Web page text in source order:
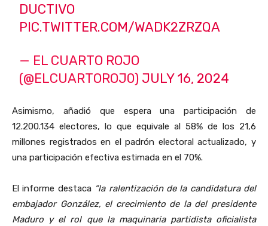
DUCTIVO
PIC.TWITTER.COM/WADK2ZRZQA
— EL CUARTO ROJO
(@ELCUARTOROJ0) JULY 16, 2024
Asimismo, añadió que espera una participación de
12.200.134 electores, lo que equivale al 58% de los 21,6
millones registrados en el padrón electoral actualizado, y
una participación efectiva estimada en el 70%.
El informe destaca “la ralentización de la candidatura del
embajador González, el crecimiento de la del presidente
Maduro y el rol que la maquinaria partidista oficialista